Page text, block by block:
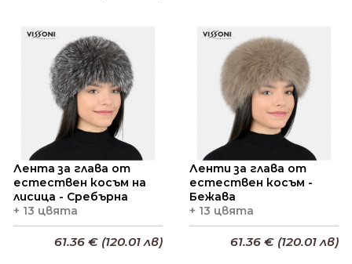
Добави в кошницата
Добави в кошницата
Лента за глава от
естествен косъм на
лисица - Сребърна
+ 13 цвята
61.36 € (120.01 лв)
Ленти за глава от
естествен косъм -
Бежава
+ 13 цвята
61.36 € (120.01 лв)